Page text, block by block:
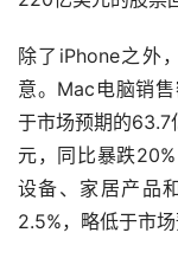
除了iPhone之外
意。Mac电脑销
于市场预期的63.7
元，同比暴跌
设备、家居产品
2.5%，略低于市